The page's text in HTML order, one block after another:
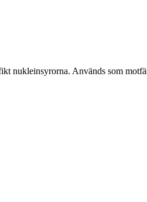
nukleinsyrorna. Används som